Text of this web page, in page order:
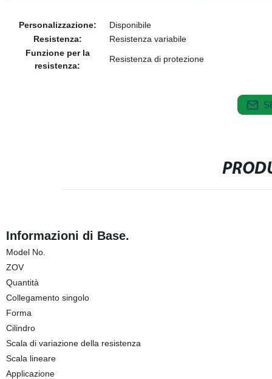
Personalizzazione:
Disponibile
Resistenza:
Resistenza variabile
Funzione per la
resistenza:
Resistenza di protezione
Informazioni di Base.
Model No.
ZOV
Quantità
Collegamento singolo
Forma
Cilindro
Scala di variazione della resistenza
Scala lineare
Applicazione